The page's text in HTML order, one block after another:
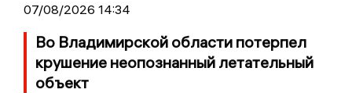
07/08/2026 14:34
Во Владимирской области потерпел
крушение неопознанный летательный
объект